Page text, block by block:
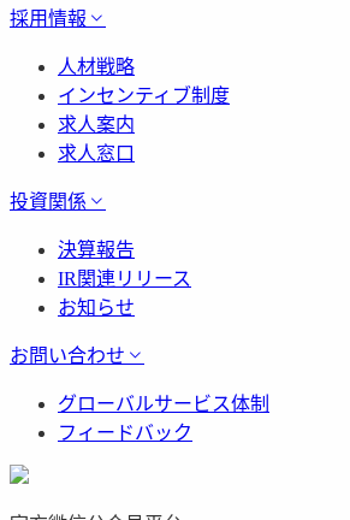
採用情報
人材戦略
インセンティブ制度
求人案内
求人窓口
投資関係
決算報告
IR関連リリース
お知らせ
お問い合わせ
グローバルサービス体制
フィードバック